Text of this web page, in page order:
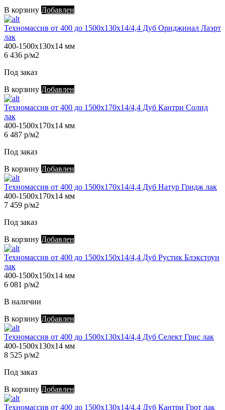
В корзину Добавлен
Техномассив от 400 до 1500х130х14/4,4 Дуб Ориджинал Лаэрт
лак
400-1500х130х14 мм
6 436 р/м2
Под заказ
В корзину Добавлен
Техномассив от 400 до 1500х170х14/4,4 Дуб Кантри Солид
лак
400-1500х170х14 мм
6 487 р/м2
Под заказ
В корзину Добавлен
Техномассив от 400 до 1500х170х14/4,4 Дуб Натур Гридж лак
400-1500х170х14 мм
7 459 р/м2
Под заказ
В корзину Добавлен
Техномассив от 400 до 1500х150х14/4,4 Дуб Рустик Блэкстоун
лак
400-1500х150х14 мм
6 081 р/м2
В наличии
В корзину Добавлен
Техномассив от 400 до 1500х130х14/4,4 Дуб Селект Грис лак
400-1500х130х14 мм
8 525 р/м2
Под заказ
В корзину Добавлен
Техномассив от 400 до 1500х130х14/4,4 Дуб Кантри Грот лак